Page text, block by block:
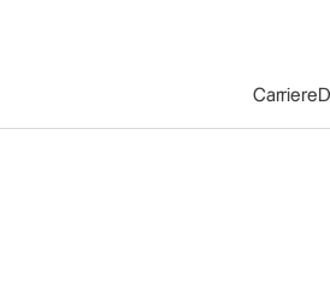
Carriere